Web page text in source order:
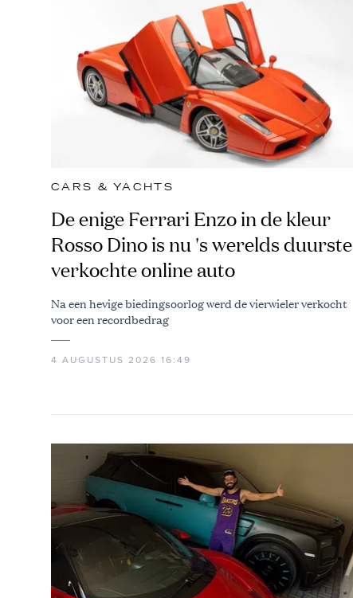
CARS & YACHTS
De enige Ferrari Enzo in de kleur
Rosso Dino is nu 's werelds duurste
verkochte online auto
Na een hevige biedingsoorlog werd de vierwieler verkocht
voor een recordbedrag
4 AUGUSTUS 2026 16:49